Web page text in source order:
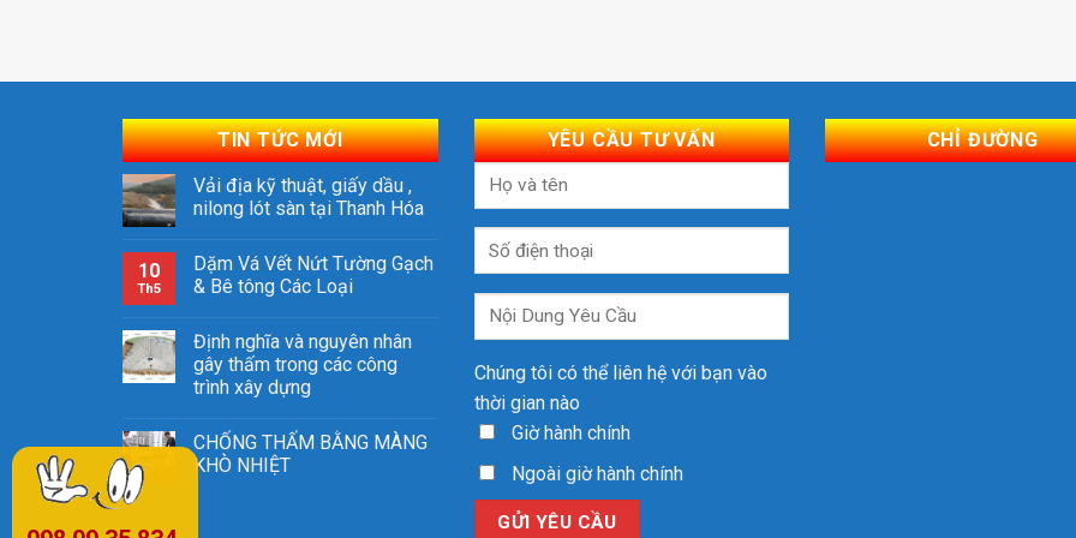
TIN TỨC MỚI
Vải địa kỹ thuật, giấy dầu ,
nilong lót sàn tại Thanh Hóa
10
Th5
Dặm Vá Vết Nứt Tường Gạch
& Bê tông Các Loại
Định nghĩa và nguyên nhân
gây thấm trong các công
trình xây dựng
CHỐNG THẤM BẰNG MÀNG
KHÒ NHIỆT
YÊU CẦU TƯ VẤN
Chúng tôi có thể liên hệ với bạn vào
thời gian nào
Giờ hành chính
Ngoài giờ hành chính
CHỈ ĐƯỜNG